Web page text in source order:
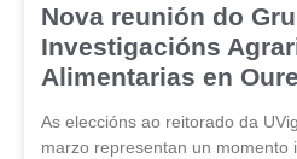
Nova reunión do
Investigacións
Alimentarias en
As eleccións ao reitorado da
marzo representan un momento